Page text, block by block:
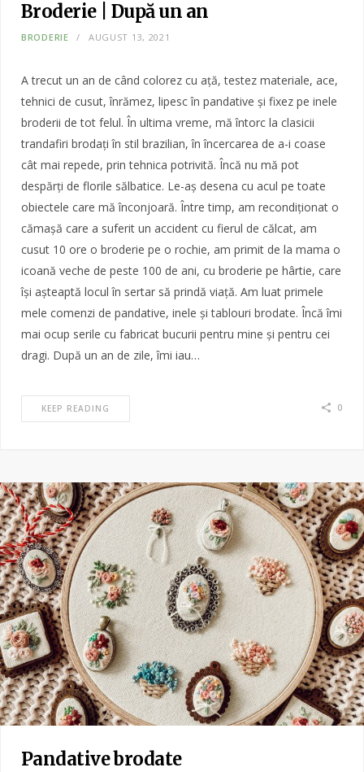
Broderie | După un an
BRODERIE AUGUST 13, 2021
A trecut un an de când colorez cu ață, testez materiale, ace,
tehnici de cusut, înrămez, lipesc în pandative și fixez pe inele
broderii de tot felul. În ultima vreme, mă întorc la clasicii
trandafiri brodați în stil brazilian, în încercarea de a-i coase
cât mai repede, prin tehnica potrivită. Încă nu mă pot
despărți de florile sălbatice. Le-aș desena cu acul pe toate
obiectele care mă înconjoară. Între timp, am recondiționat o
cămașă care a suferit un accident cu fierul de călcat, am
cusut 10 ore o broderie pe o rochie, am primit de la mama o
icoană veche de peste 100 de ani, cu broderie pe hârtie, care
își așteaptă locul în sertar să prindă viață. Am luat primele
mele comenzi de pandative, inele și tablouri brodate. Încă îmi
mai ocup serile cu fabricat bucurii pentru mine și pentru cei
dragi. După un an de zile, îmi iau…
KEEP READING 0
Pandative brodate